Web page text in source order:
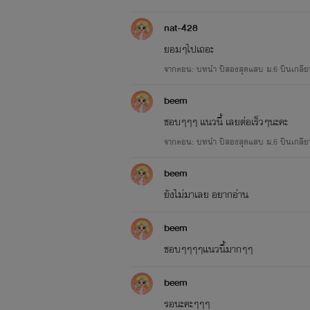
nat-428
ยอมๆไปเถอะ
จากตอน: บทนำ ปีสองสุดแสบ ม.6 ปีนเกลีย
beem
ชอบๆๆๆ แนวนี้ เลยต่อเร็วๆนะคะ
จากตอน: บทนำ ปีสองสุดแสบ ม.6 ปีนเกลีย
beem
ยังไม่มาเลย อยากอ่าน
beem
ชอบๆๆๆๆแนวนี้มากๆๆ
beem
รอนะคะๆๆๆ